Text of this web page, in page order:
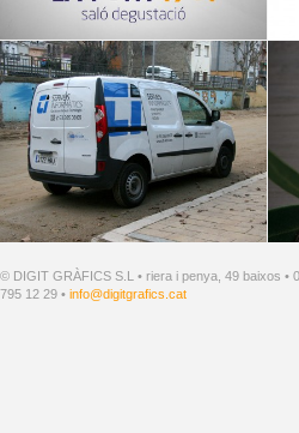
© DIGIT GRÀFICS S.L • riera i penya, 49 baixos •
795 12 29 • info@digitgrafics.cat